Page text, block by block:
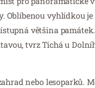
Oblíbenou vyhlídkou
většina
tvrz Tichá u
nebo lesoparků.